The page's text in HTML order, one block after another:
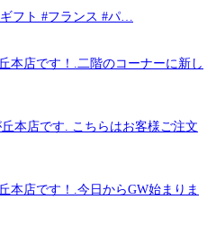
ギフト #フランス #パ…
本店です！.二階のコーナーに新し
本店です️. こちらはお客様ご注文
本店です！.今日からGW始まりま